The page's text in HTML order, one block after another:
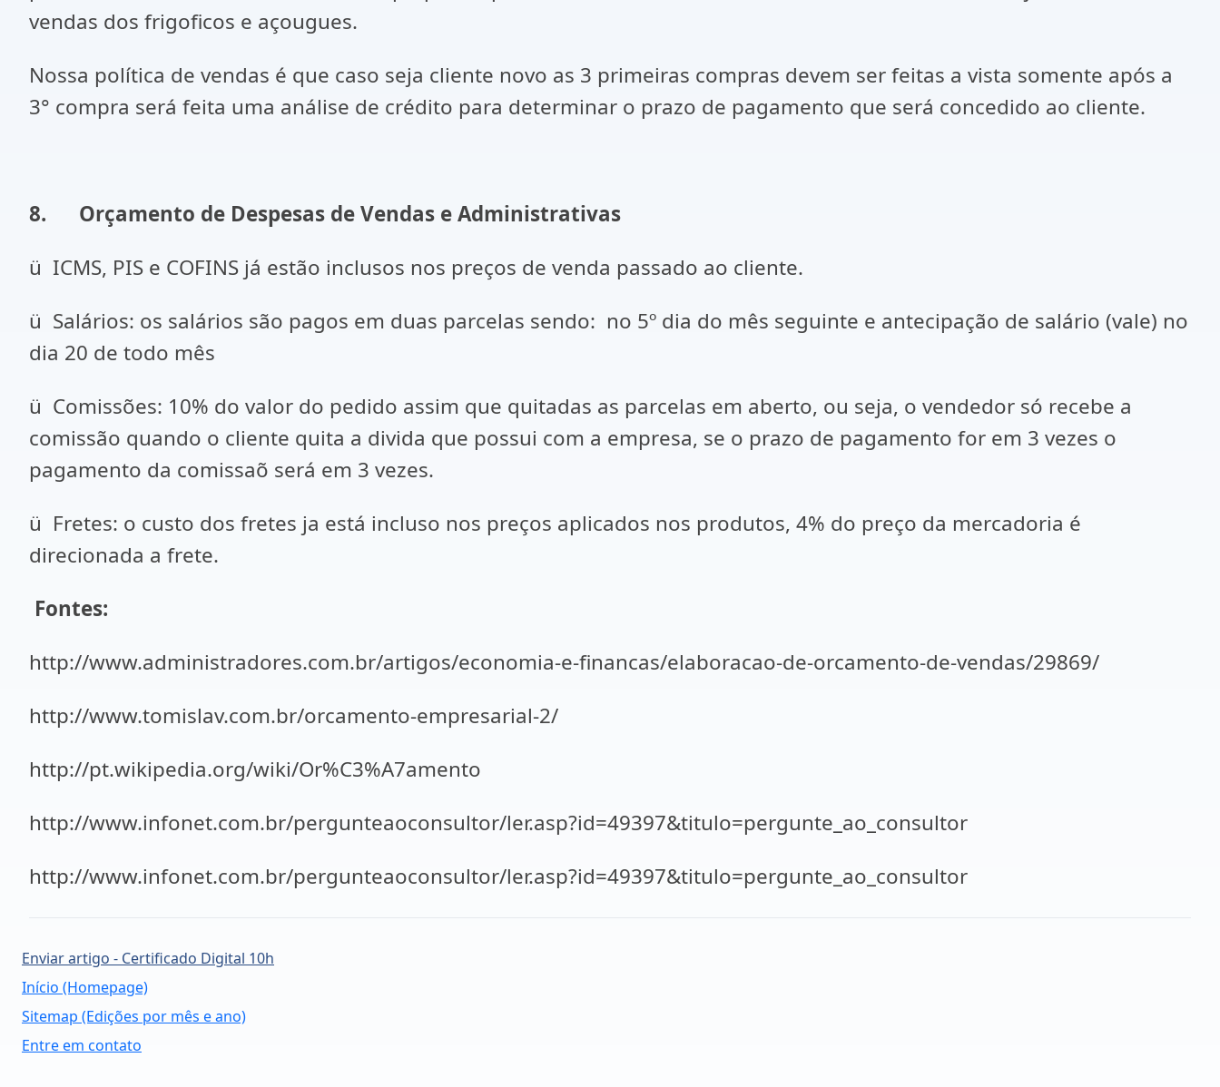
vendas dos frigoficos e açougues.
Nossa política de vendas é que caso seja cliente novo as 3 primeiras compras devem ser feitas a vista somente após a
3° compra será feita uma análise de crédito para determinar o prazo de pagamento que será concedido ao cliente.
8. Orçamento de Despesas de Vendas e Administrativas
ü ICMS, PIS e COFINS já estão inclusos nos preços de venda passado ao cliente.
ü Salários: os salários são pagos em duas parcelas sendo: no 5º dia do mês seguinte e antecipação de salário (vale) no
dia 20 de todo mês
ü Comissões: 10% do valor do pedido assim que quitadas as parcelas em aberto, ou seja, o vendedor só recebe a
comissão quando o cliente quita a divida que possui com a empresa, se o prazo de pagamento for em 3 vezes o
pagamento da comissaõ será em 3 vezes.
ü Fretes: o custo dos fretes ja está incluso nos preços aplicados nos produtos, 4% do preço da mercadoria é
direcionada a frete.
Fontes:
http://www.administradores.com.br/artigos/economia-e-financas/elaboracao-de-orcamento-de-vendas/29869/
http://www.tomislav.com.br/orcamento-empresarial-2/
http://pt.wikipedia.org/wiki/Or%C3%A7amento
http://www.infonet.com.br/pergunteaoconsultor/ler.asp?id=49397&titulo=pergunte_ao_consultor
http://www.infonet.com.br/pergunteaoconsultor/ler.asp?id=49397&titulo=pergunte_ao_consultor
Enviar artigo - Certificado Digital 10h
Início (Homepage)
Sitemap (Edições por mês e ano)
Entre em contato